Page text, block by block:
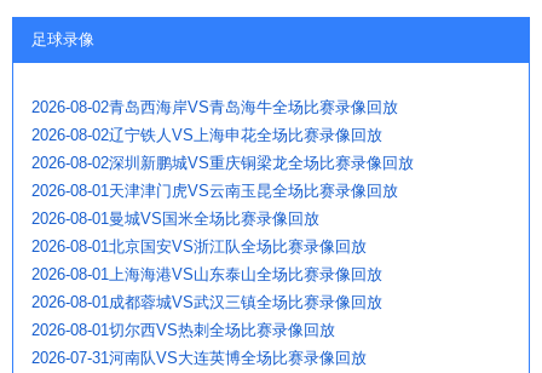
足球录像
2026-08-02青岛西海岸VS青岛海牛全场比赛录像回放
2026-08-02辽宁铁人VS上海申花全场比赛录像回放
2026-08-02深圳新鹏城VS重庆铜梁龙全场比赛录像回放
2026-08-01天津津门虎VS云南玉昆全场比赛录像回放
2026-08-01曼城VS国米全场比赛录像回放
2026-08-01北京国安VS浙江队全场比赛录像回放
2026-08-01上海海港VS山东泰山全场比赛录像回放
2026-08-01成都蓉城VS武汉三镇全场比赛录像回放
2026-08-01切尔西VS热刺全场比赛录像回放
2026-07-31河南队VS大连英博全场比赛录像回放